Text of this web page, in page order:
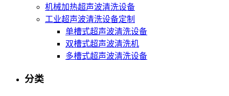
机械加热超声波清洗设备
工业超声波清洗设备定制
单槽式超声波清洗设备
双槽式超声波清洗机
多槽式超声波清洗设备
分类